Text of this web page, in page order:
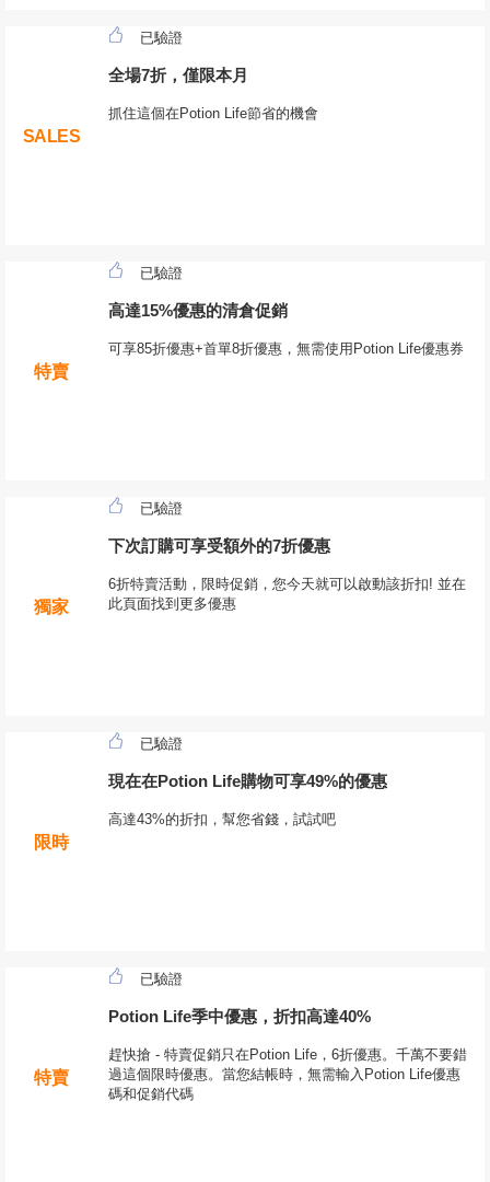
SALES
已驗證
全場7折，僅限本月
抓住這個在Potion Life節省的機會
特賣
已驗證
高達15%優惠的清倉促銷
可享85折優惠+首單8折優惠，無需使用Potion Life優惠券
獨家
已驗證
下次訂購可享受額外的7折優惠
6折特賣活動，限時促銷，您今天就可以啟動該折扣! 並在
此頁面找到更多優惠
限時
已驗證
現在在Potion Life購物可享49%的優惠
高達43%的折扣，幫您省錢，試試吧
特賣
已驗證
Potion Life季中優惠，折扣高達40%
趕快搶 - 特賣促銷只在Potion Life，6折優惠。千萬不要錯
過這個限時優惠。當您結帳時，無需輸入Potion Life優惠
碼和促銷代碼